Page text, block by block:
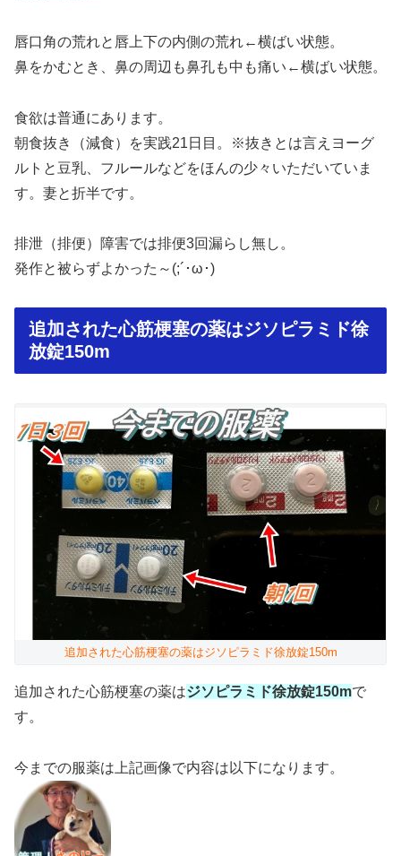
唇口角の荒れと唇上下の内側の荒れ←横ばい状態。
鼻をかむとき、鼻の周辺も鼻孔も中も痛い←横ばい状態。
食欲は普通にあります。
朝食抜き（減食）を実践21日目。※抜きとは言えヨーグ
ルトと豆乳、フルールなどをほんの少々いただいていま
す。妻と折半です。
排泄（排便）障害では排便3回漏らし無し。
発作と被らずよかった～(;´･ω･)
追加された心筋梗塞の薬はジソピラミド徐
放錠150m
追加された心筋梗塞の薬はジソピラミド徐放錠150m
追加された心筋梗塞の薬はジソピラミド徐放錠150mで
す。
今までの服薬は上記画像で内容は以下になります。